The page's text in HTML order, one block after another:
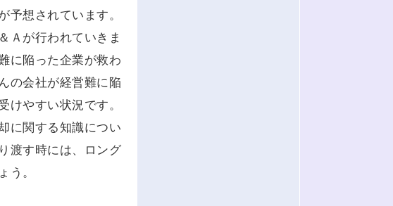
予想されています。
Ａが行われていきま
に陥った企業が救わ
の会社が経営難に陥
やすい状況です。
に関する知識につい
渡す時には、ロング
う。